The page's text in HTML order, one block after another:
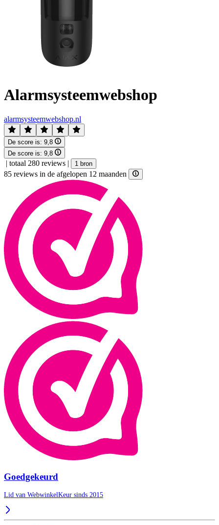
Alarmsysteemwebshop
alarmsysteemwebshop.nl
De score is: 9,8
De score is: 9,8
| totaal 280 reviews | 1 bron
85 reviews in de afgelopen 12 maanden
Goedgekeurd
Lid van WebwinkelKeur sinds 2015